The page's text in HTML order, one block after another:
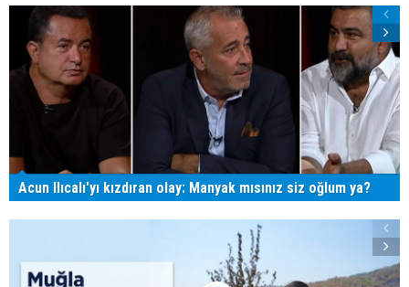
Acun Ilıcalı'yı kızdıran olay: Manyak mısınız siz oğlum ya?